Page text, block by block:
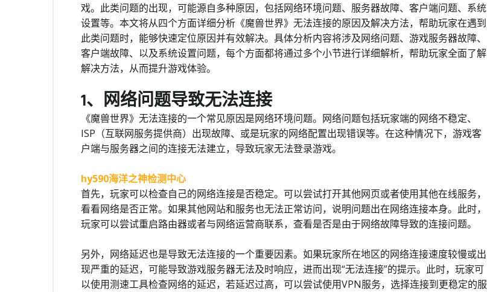
戏。此类问题的出现，可能源自多种原因，包括网络环境问题、服务器故障、客户端问题、系统
设置等。本文将从四个方面详细分析《魔兽世界》无法连接的原因及解决方法，帮助玩家在遇到
此类问题时，能够快速定位原因并有效解决。具体分析内容将涉及网络问题、游戏服务器故障、
客户端故障、以及系统设置问题，每个方面都将通过多个小节进行详细解析，帮助玩家全面了解
解决方法，从而提升游戏体验。
1、网络问题导致无法连接
《魔兽世界》无法连接的一个常见原因是网络环境问题。网络问题包括玩家端的网络不稳定、
ISP（互联网服务提供商）出现故障、或是玩家的网络配置出现错误等。在这种情况下，游戏客
户端与服务器之间的连接无法建立，导致玩家无法登录游戏。
hy590海洋之神检测中心
首先，玩家可以检查自己的网络连接是否稳定。可以尝试打开其他网页或者使用其他在线服务，
看看网络是否正常。如果其他网站和服务也无法正常访问，说明问题出在网络连接本身。此时，
玩家可以尝试重启路由器或者与网络运营商联系，查看是否是由于网络故障导致的连接问题。
另外，网络延迟也是导致无法连接的一个重要因素。如果玩家所在地区的网络连接速度较慢或出
现严重的延迟，可能导致游戏服务器无法及时响应，进而出现“无法连接”的提示。此时，玩家可
以使用测速工具检查网络的延迟，若延迟过高，可以尝试使用VPN服务，选择连接到更稳定的服